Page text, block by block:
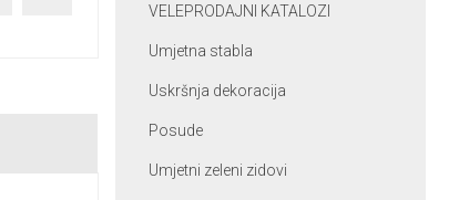
VELEPRODAJNI KATALOZI
Umjetna stabla
Uskršnja dekoracija
Posude
Umjetni zeleni zidovi